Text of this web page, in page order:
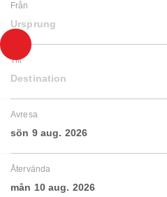
Från
Ursprung
Till
Destination
Avresa
sön 9 aug. 2026
Återvända
mån 10 aug. 2026